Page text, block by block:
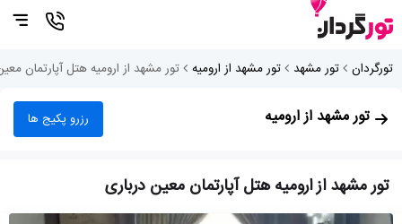
تورگردان تور مشهد تور مشهد از ارومیه تور مشهد از ارومیه هتل آپارتمان
تور مشهد از ارومیه رزرو پکیج ها
تور مشهد از ارومیه هتل آپارتمان معین درباری